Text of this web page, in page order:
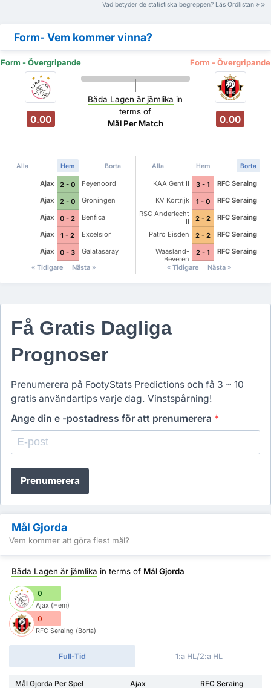
Vad betyder de statistiska begreppen? Läs Ordlistan
Form- Vem kommer vinna?
Form - Övergripande Form - Övergripande
0.00
Båda Lagen är jämlika in
terms of
Mål Per Match
0.00
Alla Hem Borta
Ajax 2 - 0
Feyenoord
Ajax
2 - 0
Groningen
Ajax
0 - 2
Benfica
Ajax
1 - 2
Excelsior
Ajax
0 - 3
Galatasaray
Tidigare
Nästa
Alla Hem Borta
KAA Gent II 3 - 1
RFC Seraing
KV Kortrijk
1 - 0
RFC Seraing
RSC Anderlecht
II
2 - 2
RFC Seraing
Patro Eisden
2 - 2
RFC Seraing
Waasland-
Beveren
2 - 1
RFC Seraing
Tidigare
Nästa
Få Gratis Dagliga
Prognoser
Prenumerera på FootyStats Predictions och få 3 ~ 10
gratis användartips varje dag. Vinstspårning!
Ange din e -postadress för att prenumerera *
Prenumerera
Mål Gjorda
Vem kommer att göra flest mål?
Båda Lagen är jämlika in terms of Mål Gjorda
0
Ajax (Hem)
0
RFC Seraing (Borta)
Full-Tid 1:a HL/2:a HL
Mål Gjorda Per Spel Ajax RFC Seraing